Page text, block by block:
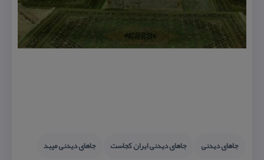
جاهای دیدنی جاهای دیدنی ایران كجاست جاهای دیدنی میبد